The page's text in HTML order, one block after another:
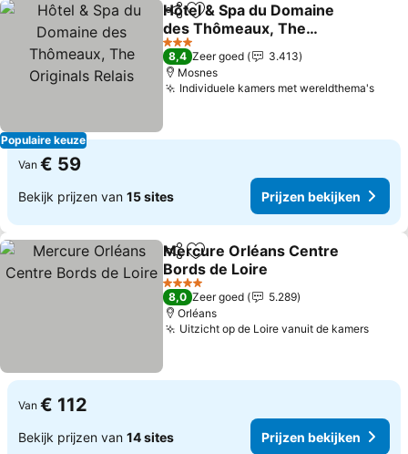
Populaire keuze
DelenToevoegen aan favorieten
Hôtel & Spa du Domaine
des Thômeaux, The
Originals Relais
3 Sterren
8,4 Zeer goed
3.413
Mosnes
Individuele kamers met wereldthema's
Van € 59
Bekijk prijzen van 15 sites Prijzen bekijken
DelenToevoegen aan favorieten
Mercure Orléans Centre
Bords de Loire
4 Sterren
8,0 Zeer goed
5.289
Orléans
Uitzicht op de Loire vanuit de kamers
Van € 112
Bekijk prijzen van 14 sites Prijzen bekijken